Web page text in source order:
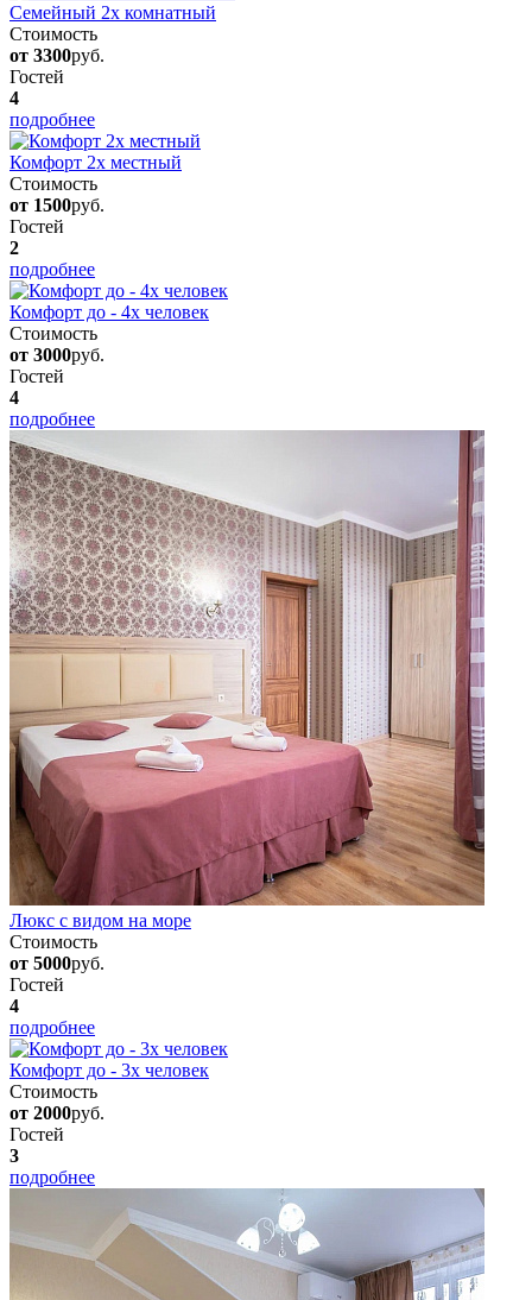
Семейный 2х комнатный
Стоимость
от 3300руб.
Гостей
4
подробнее
Комфорт 2х местный
Стоимость
от 1500руб.
Гостей
2
подробнее
Комфорт до - 4х человек
Стоимость
от 3000руб.
Гостей
4
подробнее
Люкс с видом на море
Стоимость
от 5000руб.
Гостей
4
подробнее
Комфорт до - 3х человек
Стоимость
от 2000руб.
Гостей
3
подробнее